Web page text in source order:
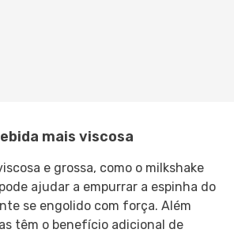
mais viscosa
e grossa, como o milkshake
ajudar a empurrar a espinha do
se engolido com força. Além
têm o benefício adicional de